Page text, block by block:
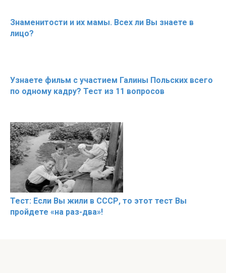
Знаменитости и их мамы. Всех ли Вы знаете в
лицо?
Узнаете фильм с участием Галины Польских всего
по одному кадру? Тест из 11 вопросов
Тест: Если Вы жили в СССР, то этот тест Вы
пройдете «на раз-два»!